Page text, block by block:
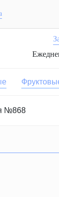
№868